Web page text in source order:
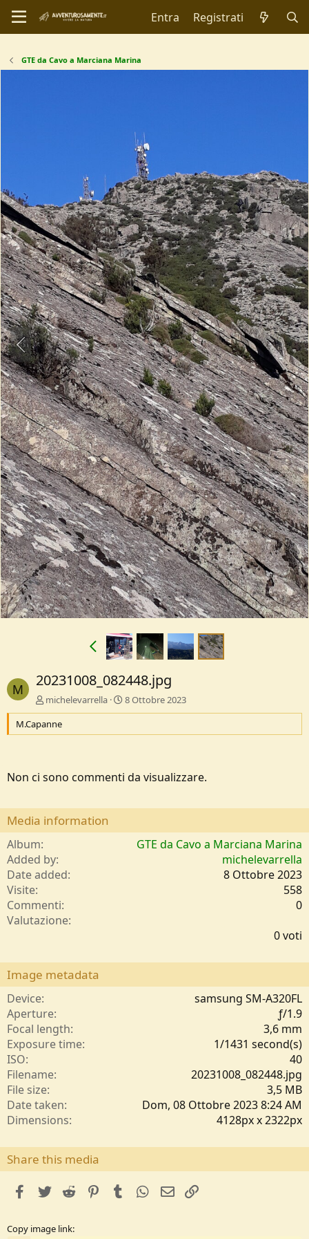
Entra Registrati
GTE da Cavo a Marciana Marina
M 20231008_082448.jpg
michelevarrella
8 Ottobre 2023
M.Capanne
Non ci sono commenti da visualizzare.
Media information
Album
GTE da Cavo a Marciana Marina
Added by
michelevarrella
Date added
8 Ottobre 2023
Visite
558
Commenti
0
Valutazione
0
t
e
l
/
a
0 voti
Image metadata
Device
samsung SM-A320FL
Aperture
ƒ/1.9
Focal length
3,6 mm
Exposure time
1/1431 second(s)
ISO
40
Filename
20231008_082448.jpg
File size
3,5 MB
Date taken
Dom, 08 Ottobre 2023 8:24 AM
Dimensions
4128px x 2322px
Share this media
facebookTwitterReddit PinterestTumblrWhatsApp
e-mail
Copy image link